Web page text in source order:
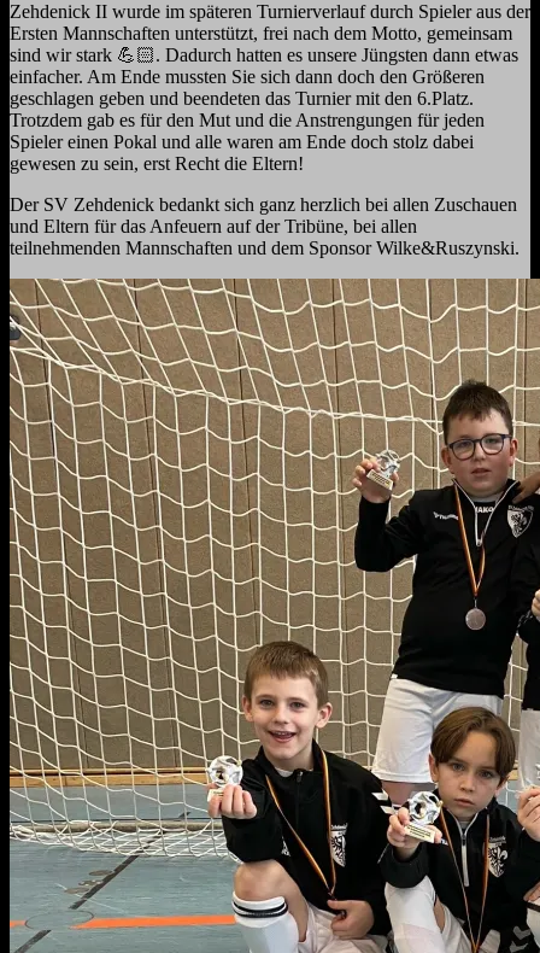
Zehdenick II wurde im späteren Turnierverlauf durch Spieler aus der
Ersten Mannschaften unterstützt, frei nach dem Motto, gemeinsam
sind wir stark 💪🏻. Dadurch hatten es unsere Jüngsten dann etwas
einfacher. Am Ende mussten Sie sich dann doch den Größeren
geschlagen geben und beendeten das Turnier mit den 6.Platz.
Trotzdem gab es für den Mut und die Anstrengungen für jeden
Spieler einen Pokal und alle waren am Ende doch stolz dabei
gewesen zu sein, erst Recht die Eltern!
Der SV Zehdenick bedankt sich ganz herzlich bei allen Zuschauen
und Eltern für das Anfeuern auf der Tribüne, bei allen
teilnehmenden Mannschaften und dem Sponsor Wilke&Ruszynski.